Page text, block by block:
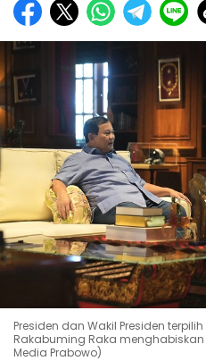
Presiden dan Wakil Presiden
Rakabuming Raka
Media Prabowo)